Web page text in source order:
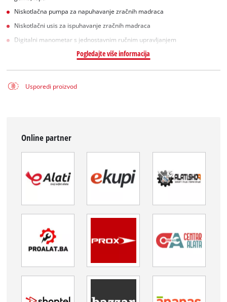
Niskotlačna pumpa za napuhavanje zračnih madraca
Niskotlačni usis za ispuhavanje zračnih madraca
Digitalni manometar s jednostavnim ručnim upravljanjem
Pogledajte više informacija
Usporedi proizvod
Online partner